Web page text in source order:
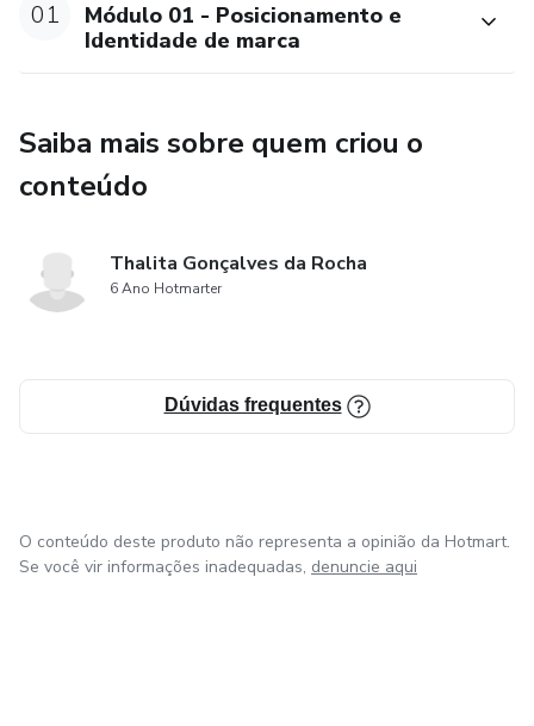
01
Módulo 01 - Posicionamento e
Identidade de marca
Saiba mais sobre quem criou o
conteúdo
Thalita Gonçalves da Rocha
6 Ano Hotmarter
Dúvidas frequentes
O conteúdo deste produto não representa a opinião da Hotmart.
Se você vir informações inadequadas, denuncie aqui